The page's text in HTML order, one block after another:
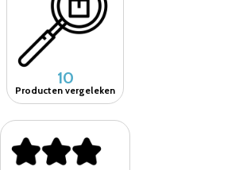
10
Producten vergeleken